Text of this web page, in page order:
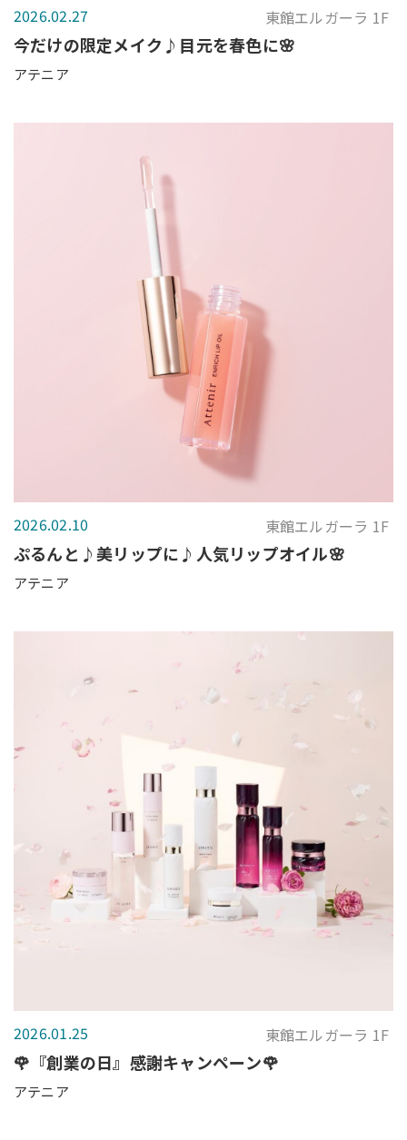
2026.02.27 東館エルガーラ 1F
今だけの限定メイク♪目元を春色に🌸
アテニア
2026.02.10 東館エルガーラ 1F
ぷるんと♪美リップに♪人気リップオイル🌸
アテニア
2026.01.25 東館エルガーラ 1F
🌹『創業の日』感謝キャンペーン🌹
アテニア